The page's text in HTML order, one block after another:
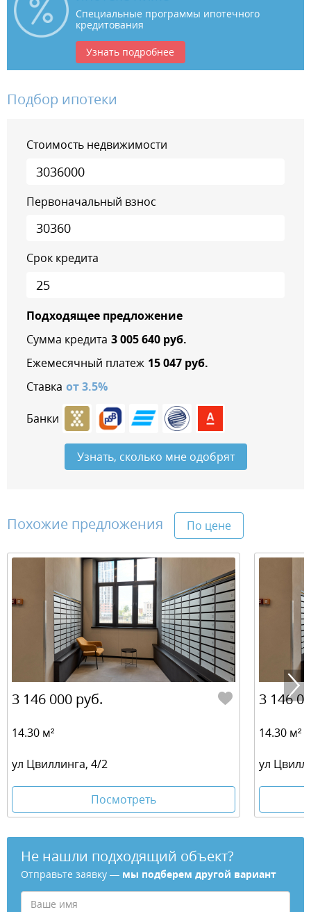
Специальные программы ипотечного
кредитования
Узнать подробнее
Подбор ипотеки
Стоимость недвижимости
Первоначальный взнос
Срок кредита
Подходящее предложение
Сумма кредита 3 005 640руб.
Ежемесячный платеж 15 047руб.
Ставка от3.5%
Банки
Узнать, сколько мне одобрят
Похожие предложения По цене
3 146 000 руб.
14.30 м²
ул Цвиллинга, 4/2
Посмотреть
3 146
14.30 м²
ул
Не нашли подходящий объект?
Отправьте заявку — мы подберем другой вариант